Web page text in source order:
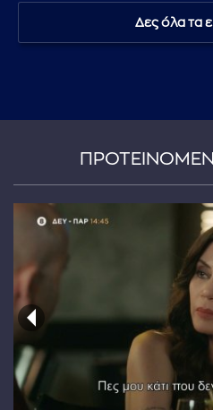
...πληκτρολογήστε
Δες όλα τα